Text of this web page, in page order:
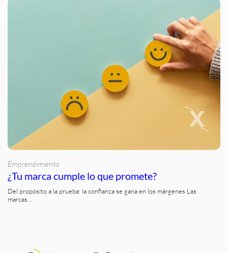
Emprendimiento
¿Tu marca cumple lo que promete?
Del propósito a la prueba: la confianza se gana en los márgenes Las
marcas…